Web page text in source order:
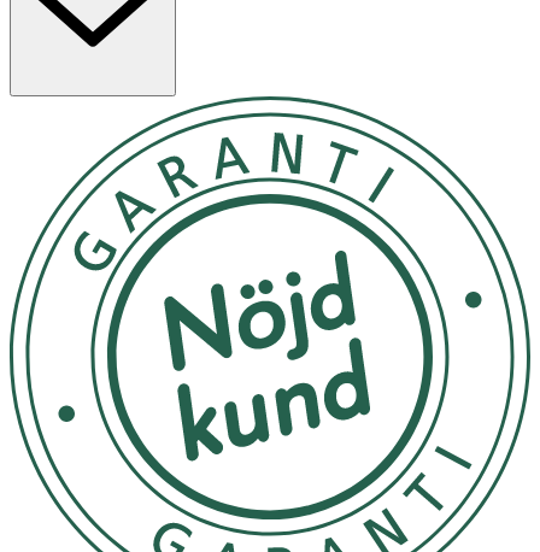
Lägg borsten mot roten av dina fransar, rör borsten
fram och tillbaka i sidled medan du snurrar borsten ända
Utsätt ej för direkt solljus
OK för gravida och ammande:
Ingredienser:
"Aqua, Paraffin, Glyceryl Stearate, Stearic Acid, Acacia
Senegal Gum, Butylene Glycol, Palmitic Acid, Oryza Sativa
Cera, Polybutene, VP/Eicosene Copolymer, Ozokerite,
PVP, Hydrogenated Vegetable Oil, Synthetic Beeswax,
Stearyl Stearate, Aminomethyl Propanol,
Phenoxyethanol, Hydroxyethylcellulose, Tropolone,
Disodium Phosphate, Polysorbate 60, Sodium Phosphate.
[+/-: CI 77499, CI 77491, CI 77492, CI 77007, CI 77891].
Ingredient List Disclaimer This list of ingredients
represents the formulation that is currently being
supplied by us as a manufacturer, please note that it